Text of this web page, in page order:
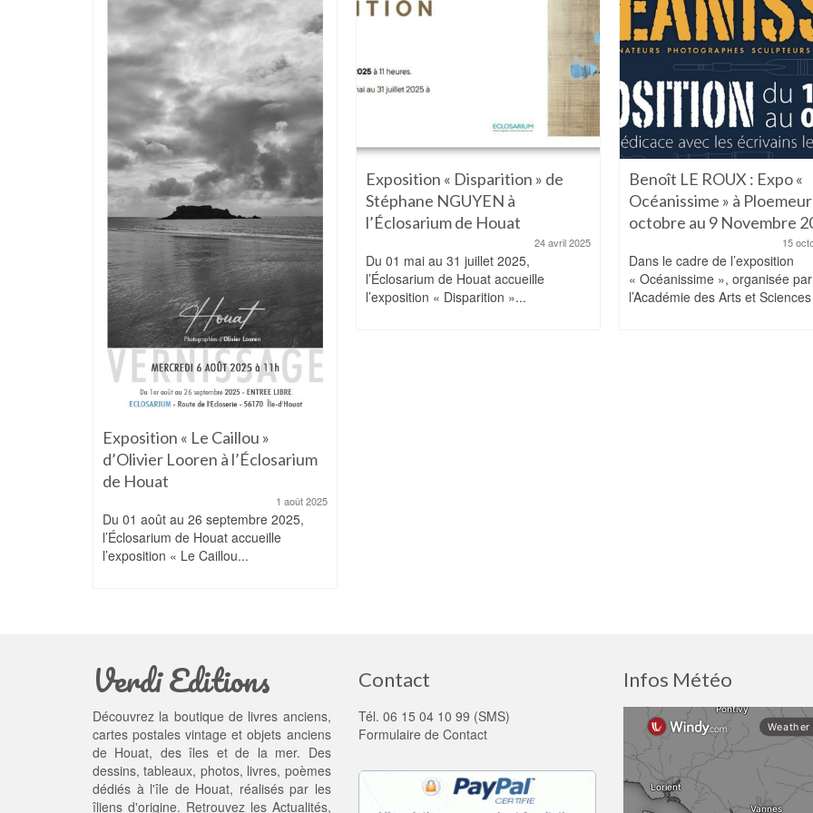
Exposition « Le Caillou »
d’Olivier Looren à l’Éclosarium
de Houat
1 août 2025
Du 01 août au 26 septembre 2025,
l’Éclosarium de Houat accueille
l’exposition « Le Caillou...
Exposition « Disparition » de
Stéphane NGUYEN à
l’Éclosarium de Houat
24 avril 2025
Du 01 mai au 31 juillet 2025,
l’Éclosarium de Houat accueille
l’exposition « Disparition »...
Benoît LE ROUX : Expo «
Océanissime » à
octobre au 9 Novembre
15
Dans le cadre de l’exposition
« Océanissime », organisée par
l’Académie des Arts et
Verdi Editions
Découvrez la boutique de livres anciens,
cartes postales vintage et objets anciens
de Houat, des îles et de la mer. Des
dessins, tableaux, photos, livres, poèmes
dédiés à l'île de Houat, réalisés par les
îliens d'origine. Retrouvez les Actualités,
Contact
Tél. 06 15 04 10 99 (SMS)
Formulaire de Contact
Infos Météo